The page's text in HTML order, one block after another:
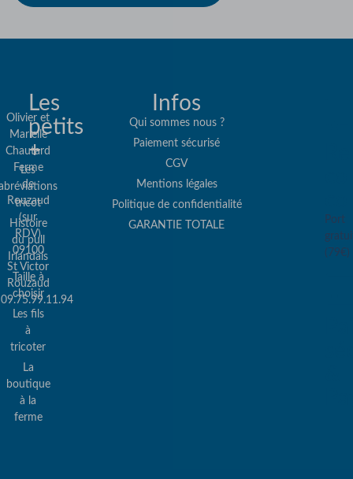
Olivier et
Marielle
Chautard
Ferme
de
Rouzaud
(sur
RDV)
09100
St Victor
Rouzaud
09.75.99.11.94
Les
petits
+
Les
tricot
Histoire
du pull
Irlandais
Taille à
choisir
Les fils
à
tricoter
La
boutique
à la
ferme
Infos
Qui sommes nous ?
Paiement sécurisé
CGV
Mentions légales
Politique de confidentialité
GARANTIE TOTALE
Port
(79€)